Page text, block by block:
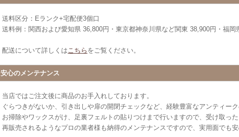
送料区分：Eランク+宅配便3個口
送料例：関西および愛知県 36,800円・東京都神奈川県など関東 38,900円・福岡
配送について詳しくは こちら をご覧ください。
安心のメンテナンス
当店ではご注文後に商品のお手入れしております。
ぐらつきがないか、引き出しや扉の開閉チェックなど、経験豊富なアンティー
お掃除やワックスがけ、足裏フェルトの貼りつけまで行いますので、受け取っ
再販売されるようなプロの業者様も納得のメンテナンスですので、実用面でも